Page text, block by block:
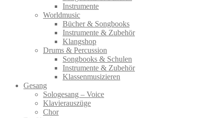
Instrumente
Worldmusic
Bücher & Songbooks
Instrumente & Zubehör
Klangshop
Drums & Percussion
Songbooks & Schulen
Instrumente & Zubehör
Klassenmusizieren
Gesang
Sologesang – Voice
Klavierauszüge
Chor